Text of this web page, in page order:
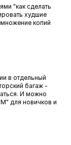
"как сделать
худшие
копий
в отдельный
багаж -
И можно
для новичков и